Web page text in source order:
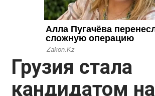
Грузия стала
кандидатом на